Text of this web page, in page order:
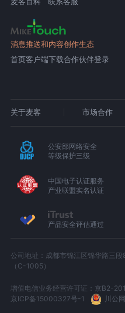
消息推送和内容创作生态
首页客户端下载合作伙伴登录
关于麦客 市场合作
公安部网络安全
等级保护三级
中国电子认证服务
产业联盟实名认证
产品安全评估通过
公司地址：成都市锦江区锦华路三
（C-1005）
增值电信业务经营许可证：京B2-
京ICP备15000327号-1
川公